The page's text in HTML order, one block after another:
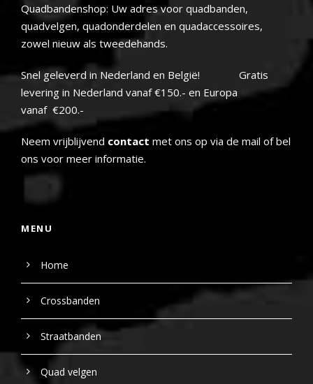
Quadbandenshop: Uw adres voor quadbanden,
quadvelgen, quadonderdelen en quadaccessoires,
zowel nieuw als tweedehands.
Snel geleverd in Nederland en België! Gratis
levering in Nederland vanaf €150.- en Europa
vanaf €200.-
Neem vrijblijvend contact met ons op via de mail of bel
ons voor meer informatie.
MENU
Home
Crossbanden
Straatbanden
Quad velgen